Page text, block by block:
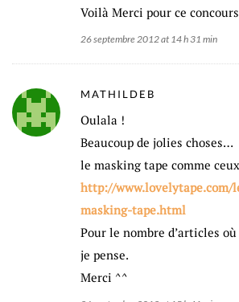
Voilà Merci pour ce
26 septembre 2012 at 14 h 31 min
MATHILDEB
Oulala !
Beaucoup de jolies choses…
le masking tape comme
http://www.lovelytape.com/
masking-tape.html
Pour le nombre d’articles
je pense.
Merci ^^